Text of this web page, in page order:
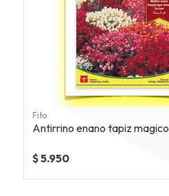
Fito
Antirrino enano tapiz magico
$ 5.950